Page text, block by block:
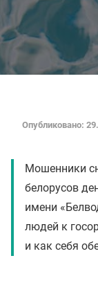
Опубликовано:
Мошенники
белорусов
имени
людей к
и как себя